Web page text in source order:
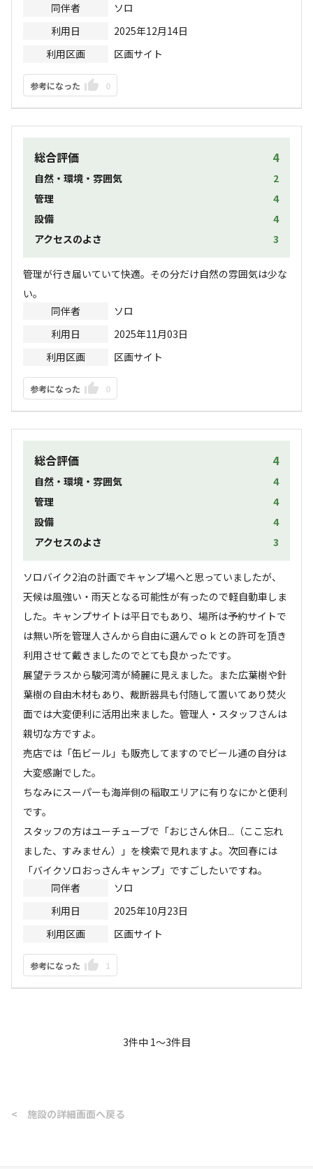
同伴者
ソロ
利用日
2025年12月14日
利用区画
区画サイト
参考になった 0
総合評価 4
自然・環境・雰囲気
2
管理
4
設備
4
アクセスのよさ
3
管理が行き届いていて快適。その分だけ自然の雰囲気は少な
い。
同伴者
ソロ
利用日
2025年11月03日
利用区画
区画サイト
参考になった 0
総合評価 4
自然・環境・雰囲気
4
管理
4
設備
4
アクセスのよさ
3
ソロバイク2泊の計画でキャンプ場へと思っていましたが、
天候は風強い・雨天となる可能性が有ったので軽自動車しま
した。キャンプサイトは平日でもあり、場所は予約サイトで
は無い所を管理人さんから自由に選んでｏｋとの許可を頂き
利用させて戴きましたのでとても良かったです。
展望テラスから駿河湾が綺麗に見えました。また広葉樹や針
葉樹の自由木材もあり、裁断器具も付随して置いてあり焚火
面では大変便利に活用出来ました。管理人・スタッフさんは
親切な方ですよ。
売店では「缶ビール」も販売してますのでビール通の自分は
大変感謝でした。
ちなみにスーパーも海岸側の稲取エリアに有りなにかと便利
です。
スタッフの方はユーチューブで「おじさん休日...（ここ忘れ
ました、すみません）」を検索で見れますよ。次回春には
「バイクソロおっさんキャンプ」ですごしたいですね。
同伴者
ソロ
利用日
2025年10月23日
利用区画
区画サイト
参考になった 1
3件中 1〜3件目
< 施設の詳細画面へ戻る